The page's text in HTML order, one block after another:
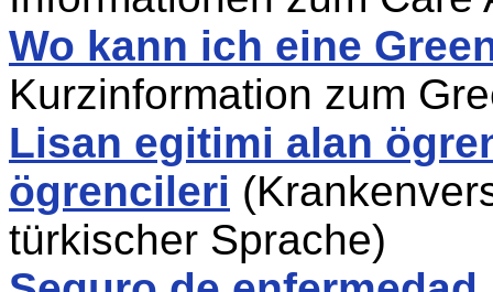
Wo kann ich eine
Kurzinformation zum
Lisan egitimi alan
ögrencileri
türkischer Sprache)